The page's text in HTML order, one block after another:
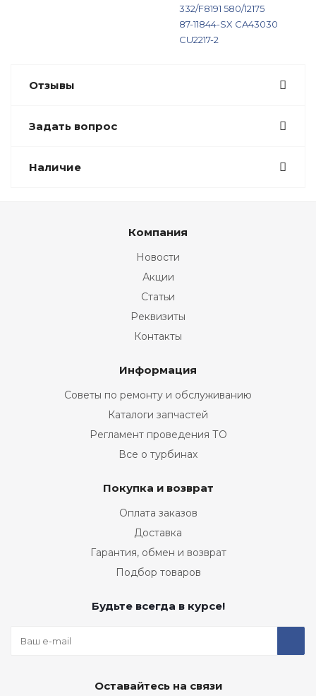
332/F8191 580/12175
87-11844-SX CA43030
CU2217-2
Отзывы
Задать вопрос
Наличие
Компания
Новости
Акции
Статьи
Реквизиты
Контакты
Информация
Советы по ремонту и обслуживанию
Каталоги запчастей
Регламент проведения ТО
Все о турбинах
Покупка и возврат
Оплата заказов
Доставка
Гарантия, обмен и возврат
Подбор товаров
Будьте всегда в курсе!
Оставайтесь на связи